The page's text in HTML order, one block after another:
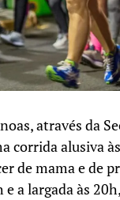
através da
corrida alusiva
de mama e de
a largada às